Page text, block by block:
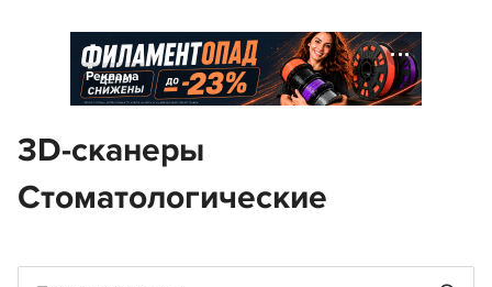
Реклама
3D-сканеры
Стоматологические